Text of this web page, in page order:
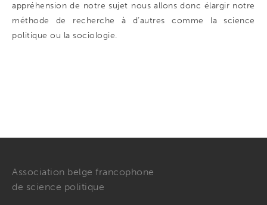
appréhension de notre sujet nous allons donc élargir notre
méthode de recherche à d’autres comme la science
politique ou la sociologie.
Association belge francophone
de science politique